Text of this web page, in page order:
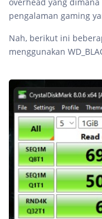
pengalaman gaming
Nah, berikut ini
menggunakan